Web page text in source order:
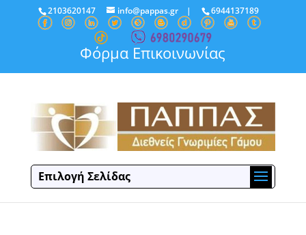
2103620147 info@pappas.gr| 6944137189
Φόρμα Επικοινωνίας
Επιλογή Σελίδας